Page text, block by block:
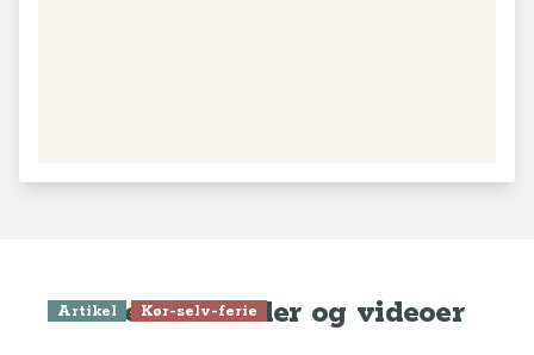
Seneste artikler og videoer
Artikel Kør-selv-ferie